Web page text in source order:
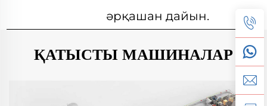
әрқашан дайын.
ҚАТЫСТЫ МАШИНАЛАР